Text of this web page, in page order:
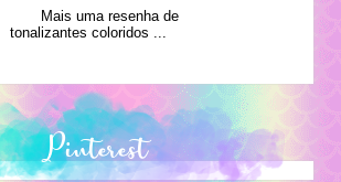
Mais uma resenha de
tonalizantes coloridos ...
Pinterest